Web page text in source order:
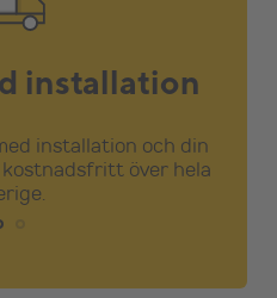
installation
installation och din
över hela